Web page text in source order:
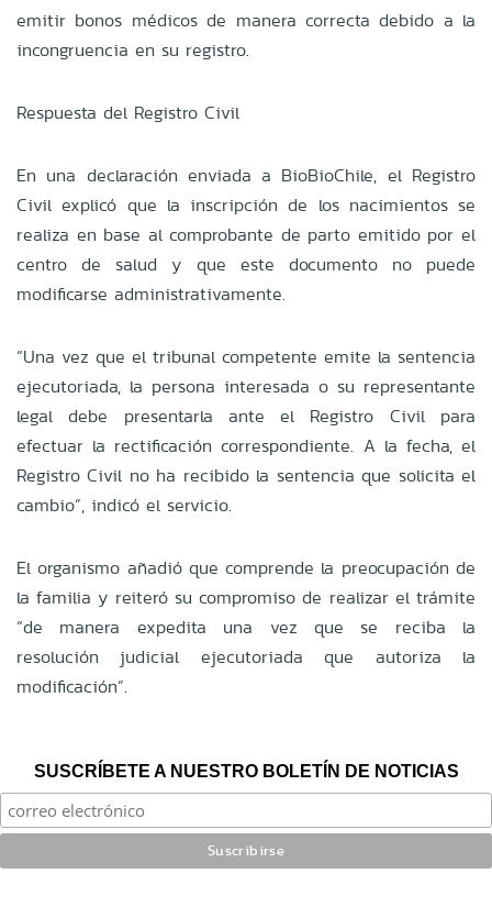
emitir bonos médicos de manera correcta debido a la
incongruencia en su registro.
Respuesta del Registro Civil
En una declaración enviada a BioBioChile, el Registro
Civil explicó que la inscripción de los nacimientos se
realiza en base al comprobante de parto emitido por el
centro de salud y que este documento no puede
modificarse administrativamente.
“Una vez que el tribunal competente emite la sentencia
ejecutoriada, la persona interesada o su representante
legal debe presentarla ante el Registro Civil para
efectuar la rectificación correspondiente. A la fecha, el
Registro Civil no ha recibido la sentencia que solicita el
cambio”, indicó el servicio.
El organismo añadió que comprende la preocupación de
la familia y reiteró su compromiso de realizar el trámite
“de manera expedita una vez que se reciba la
resolución judicial ejecutoriada que autoriza la
modificación”.
SUSCRÍBETE A NUESTRO BOLETÍN DE NOTICIAS